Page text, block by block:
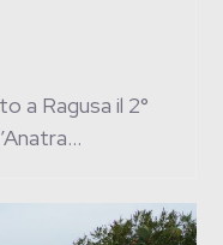
a Ragusa il 2°